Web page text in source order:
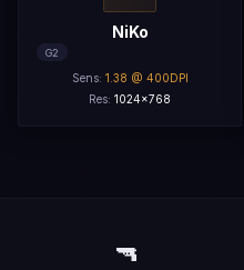
NiKo
G2
Sens: 1.38 @ 400DPI
Res: 1024x768
🔫